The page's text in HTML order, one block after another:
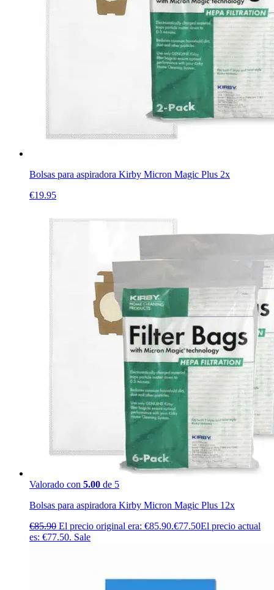
Bolsas para aspiradora Kirby Micron Magic Plus 2x
€19.95
Valorado con 5.00 de 5
Bolsas para aspiradora Kirby Micron Magic Plus 12x
€85.90 El precio original era: €85.90.€77.50El precio actual
es: €77.50. Sale